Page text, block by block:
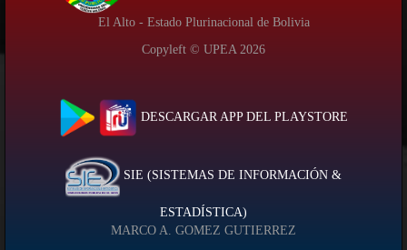
El Alto - Estado Plurinacional de Bolivia
Copyleft © UPEA 2026
DESCARGAR APP DEL PLAYSTORE
SIE (SISTEMAS DE INFORMACIÓN &
ESTADÍSTICA)
MARCO A. GOMEZ GUTIERREZ